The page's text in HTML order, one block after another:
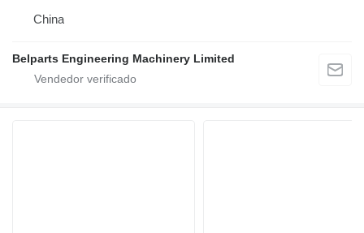
China
Belparts Engineering Machinery Limited